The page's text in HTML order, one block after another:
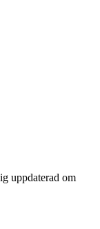
uppdaterad om